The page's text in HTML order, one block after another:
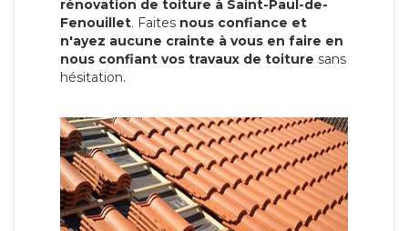
rénovation de toiture à Saint-Paul-de-
Fenouillet. Faites nous confiance et
n'ayez aucune crainte à vous en faire en
nous confiant vos travaux de toiture sans
hésitation.